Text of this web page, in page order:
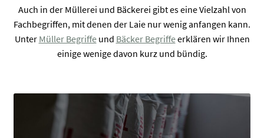
Auch in der Müllerei und Bäckerei gibt es eine Vielzahl von
Fachbegriffen, mit denen der Laie nur wenig anfangen kann.
Unter Müller Begriffeund Bäcker Begriffeerklären wir Ihnen
einige wenige davon kurz und bündig.